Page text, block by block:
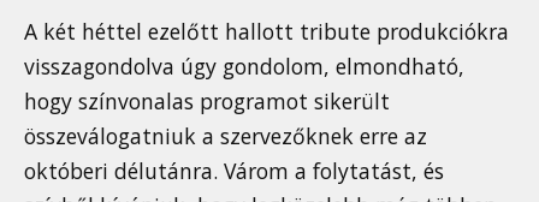
A két héttel ezelőtt hallott tribute produkciókra
visszagondolva úgy gondolom, elmondható,
hogy színvonalas programot sikerült
összeválogatniuk a szervezőknek erre az
októberi délutánra. Várom a folytatást, és